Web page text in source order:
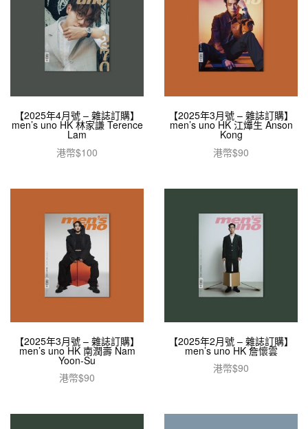
【2025年4月號 – 雜誌訂購】
men’s uno HK 林家謙 Terence
Lam
港幣$100
【2025年3月號 – 雜誌訂購】
men’s uno HK 江𤒹生 Anson
Kong
港幣$90
【2025年3月號 – 雜誌訂購】
men’s uno HK 南潤壽 Nam
Yoon-Su
港幣$90
【2025年2月號 – 雜誌訂購】
men’s uno HK 詹懷雲
港幣$90